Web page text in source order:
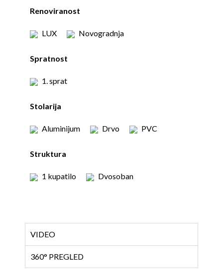
Renoviranost
LUX Novogradnja
Spratnost
1. sprat
Stolarija
Aluminijum Drvo PVC
Struktura
1 kupatilo Dvosoban
VIDEO
360° PREGLED